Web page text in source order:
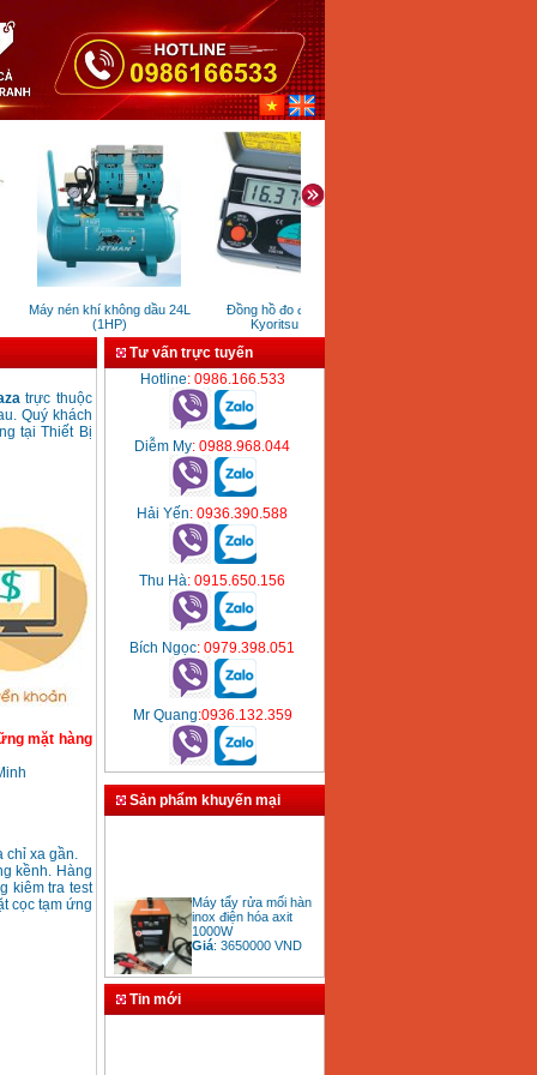
Máy nén khí không dầu 24L
(1HP)
Đồng hồ đo điện trở đất
Kyoritsu 4105A
trực thuộc
Quý khách
tại Thiết Bị
mặt hàng
chỉ xa gần.
kềnh. Hàng
kiêm tra test
cọc tạm ứng
Tư vấn trực tuyến
Hotline: 0986.166.533
Diễm My: 0988.968.044
Hải Yến: 0936.390.588
Thu Hà: 0915.650.156
Bích Ngọc: 0979.398.051
Mr Quang:0936.132.359
Sản phẩm khuyến mại
Máy tẩy rửa mối hàn
inox điện hóa axit
1000W
Giá:3650000
Tin mới